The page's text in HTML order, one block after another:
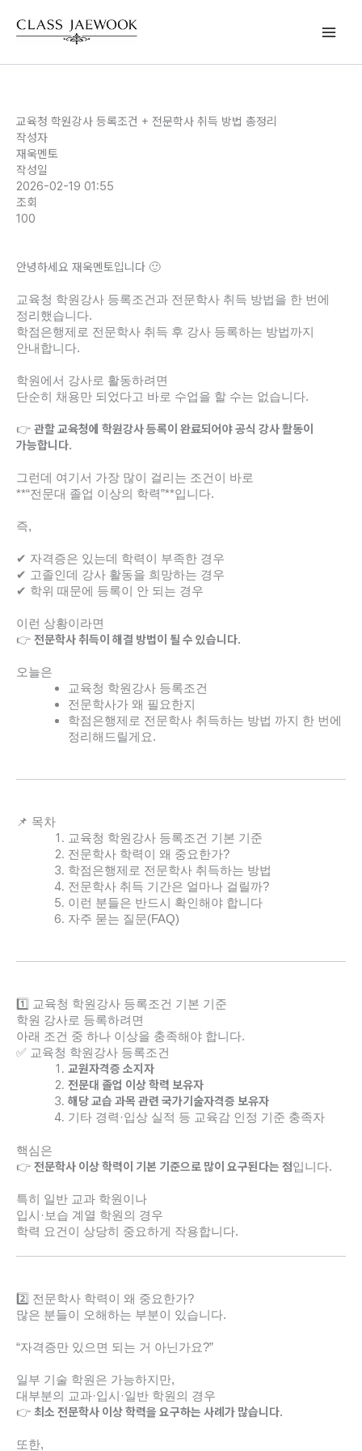
건너뛰기
교육청 학원강사 등록조건 + 전문학사 취득 방법 총정리
작성자
재욱멘토
작성일
2026-02-19 01:55
조회
100
안녕하세요 재욱멘토입니다 🙂
교육청 학원강사 등록조건과 전문학사 취득 방법을 한 번에
정리했습니다.
학점은행제로 전문학사 취득 후 강사 등록하는 방법까지
안내합니다.
학원에서 강사로 활동하려면
단순히 채용만 되었다고 바로 수업을 할 수는 없습니다.
👉 관할 교육청에 학원강사 등록이 완료되어야 공식 강사 활동이
가능합니다.
그런데 여기서 가장 많이 걸리는 조건이 바로
**“전문대 졸업 이상의 학력”**입니다.
즉,
✔ 자격증은 있는데 학력이 부족한 경우
✔ 고졸인데 강사 활동을 희망하는 경우
✔ 학위 때문에 등록이 안 되는 경우
이런 상황이라면
👉 전문학사 취득이 해결 방법이 될 수 있습니다.
오늘은
교육청 학원강사 등록조건
전문학사가 왜 필요한지
학점은행제로 전문학사 취득하는 방법 까지 한 번에
정리해드릴게요.
📌 목차
교육청 학원강사 등록조건 기본 기준
전문학사 학력이 왜 중요한가?
학점은행제로 전문학사 취득하는 방법
전문학사 취득 기간은 얼마나 걸릴까?
이런 분들은 반드시 확인해야 합니다
자주 묻는 질문(FAQ)
1️⃣ 교육청 학원강사 등록조건 기본 기준
학원 강사로 등록하려면
아래 조건 중 하나 이상을 충족해야 합니다.
✅ 교육청 학원강사 등록조건
교원자격증 소지자
전문대 졸업 이상 학력 보유자
해당 교습 과목 관련 국가기술자격증 보유자
기타 경력·입상 실적 등 교육감 인정 기준 충족자
핵심은
👉 전문학사 이상 학력이 기본 기준으로 많이 요구된다는 점입니다.
특히 일반 교과 학원이나
입시·보습 계열 학원의 경우
학력 요건이 상당히 중요하게 작용합니다.
2️⃣ 전문학사 학력이 왜 중요한가?
많은 분들이 오해하는 부분이 있습니다.
“자격증만 있으면 되는 거 아닌가요?”
일부 기술 학원은 가능하지만,
대부분의 교과·입시·일반 학원의 경우
👉 최소 전문학사 이상 학력을 요구하는 사례가 많습니다.
또한,